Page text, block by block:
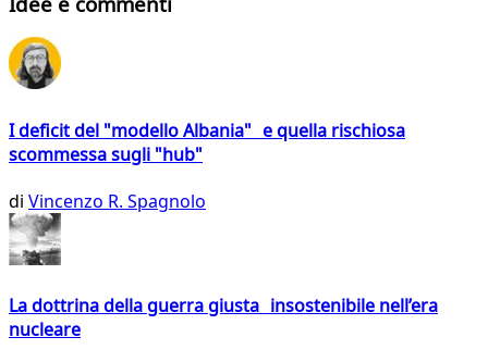
I deficit del "modello Albania" e quella rischiosa
scommessa sugli "hub"
di Vincenzo R. Spagnolo
La dottrina della guerra giusta insostenibile nell’era
nucleare